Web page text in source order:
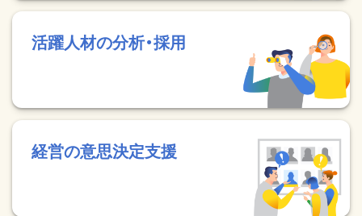
活躍人材の分析・採用
経営の意思決定支援